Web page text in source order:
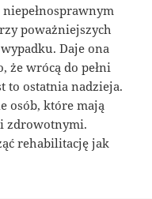
poważniejszych
Daje ona
że wrócą do pełni
to ostatnia nadzieja.
osób, które mają
zdrowotnymi.
rehabilitację jak